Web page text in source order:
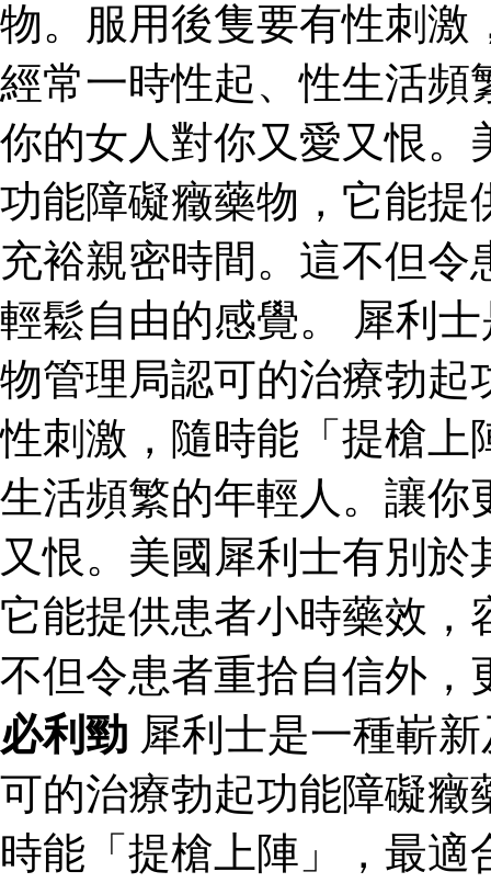
物。服用後隻要有性刺激
經常一時性起、性生活頻
你的女人對你又愛又恨。
功能障礙癥藥物，它能提
充裕親密時間。這不但
輕鬆自由的感覺。 犀利
物管理局認可的治療勃起
性刺激，隨時能「提槍上
生活頻繁的年輕人。讓你
又恨。美國犀利士有別
它能提供患者小時藥效，
不但令患者重拾自信外，
必利勁 犀利士是一種嶄
可的治療勃起功能障礙癥
時能「提槍上陣」，最